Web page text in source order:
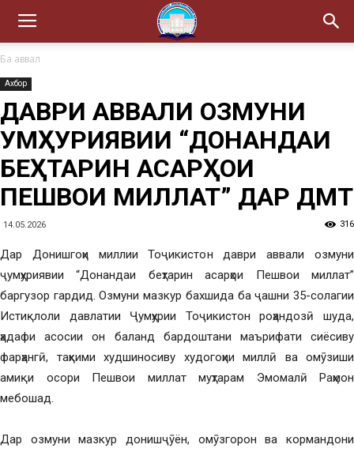
Ба аввал
Ахбор
ДАВРИ АВВАЛИ ОЗМУНИ
ҶУМҲУРИЯВИИ “ДОНАНДАИ
БЕҲТАРИН АСАРҲОИ
ПЕШВОИ МИЛЛАТ” ДАР ДМТ
14.05.2026 316
Дар Донишгоҳи миллии Тоҷикистон даври аввали озмуни
ҷумҳуриявии “Донандаи беҳтарин асарҳои Пешвои миллат”
баргузор гардид. Озмуни мазкур бахшида ба ҷашни 35-солагии
Истиқлоли давлатии Ҷумҳурии Тоҷикистон роҳандозӣ шуда,
ҳадафи асосии он баланд бардоштани маърифати сиёсиву
фарҳангӣ, таҳкими худшиносиву худогоҳии миллӣ ва омӯзиши
амиқи осори Пешвои миллат муҳтарам Эмомалӣ Раҳмон
мебошад.
Дар озмуни мазкур донишҷӯён, омӯзгорон ва кормандони